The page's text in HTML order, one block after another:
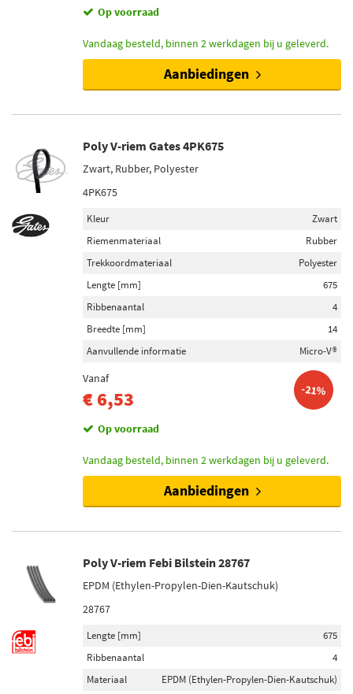
Ribbenaantal
Op voorraad (21)
Niet op voorraad (13)
Op voorraad
Vandaag besteld, binnen 2 werkdagen bij u geleverd.
Aanbiedingen
Poly V-riem Gates 4PK675
Zwart, Rubber, Polyester
4PK675
Kleur
Zwart
Riemenmateriaal
Rubber
Trekkoordmateriaal
Polyester
Lengte [mm]
675
Ribbenaantal
4
Breedte [mm]
14
Aanvullende informatie
Micro-V®
Vanaf
€ 6,53 -21%
Op voorraad
Vandaag besteld, binnen 2 werkdagen bij u geleverd.
Aanbiedingen
Poly V-riem Febi Bilstein 28767
EPDM (Ethylen-Propylen-Dien-Kautschuk)
28767
Lengte [mm]
675
Ribbenaantal
4
Materiaal
EPDM (Ethylen-Propylen-Dien-Kautschuk)